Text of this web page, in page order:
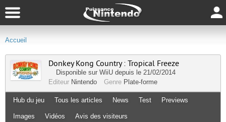
Accueil
Donkey Kong Country : Tropical Freeze
Disponible sur WiiU depuis le 21/02/2014
Editeur Nintendo Genre Plate-forme
Hub du jeu Tous les articles News Test Previews
Images Vidéos Avis des visiteurs